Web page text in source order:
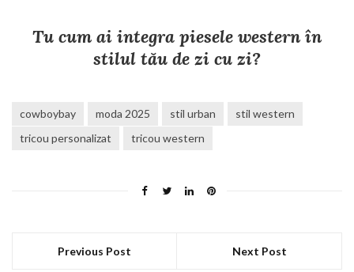
Tu cum ai integra piesele western în
stilul tău de zi cu zi?
cowboybay moda 2025 stil urban
stil western
tricou personalizat
tricou western
Previous Post Next Post